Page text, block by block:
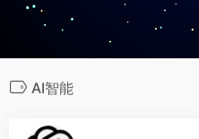
AI智能